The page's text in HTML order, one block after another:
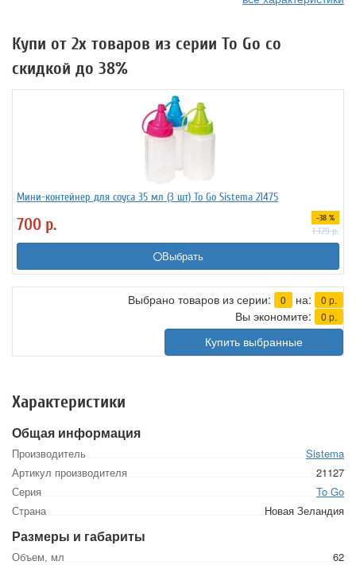
Купи от 2х товаров из серии To Go со
скидкой до 38%
Мини-контейнер для соуса 35 мл (3 шт) To Go Sistema 21475
700 р. -38 %
1 129р.
Выбрать
Выбрано товаров из серии: 0 на: 0 р.
Вы экономите: 0 р.
Купить выбранные
Характеристики
Общая информация
Производитель
Sistema
Артикул производителя
21127
Серия
To Go
Страна
Новая Зеландия
Размеры и габариты
Объем, мл
62